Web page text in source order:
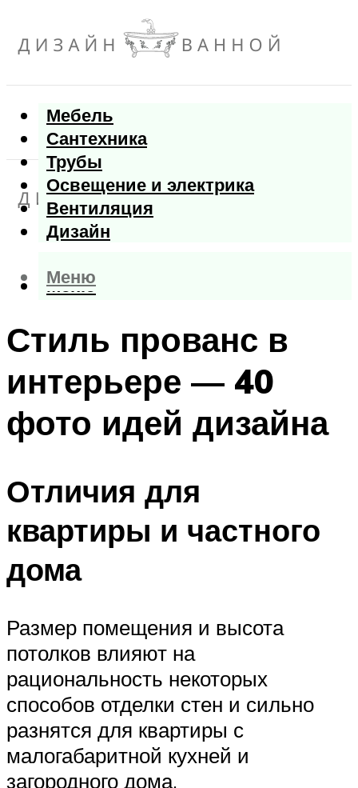
Мебель
Сантехника
Трубы
Освещение и электрика
Вентиляция
Дизайн
Меню
Меню
Стиль прованс в
интерьере — 40
фото идей дизайна
Отличия для
квартиры и частного
дома
Размер помещения и высота
потолков влияют на
рациональность некоторых
способов отделки стен и сильно
разнятся для квартиры с
малогабаритной кухней и
загородного дома.